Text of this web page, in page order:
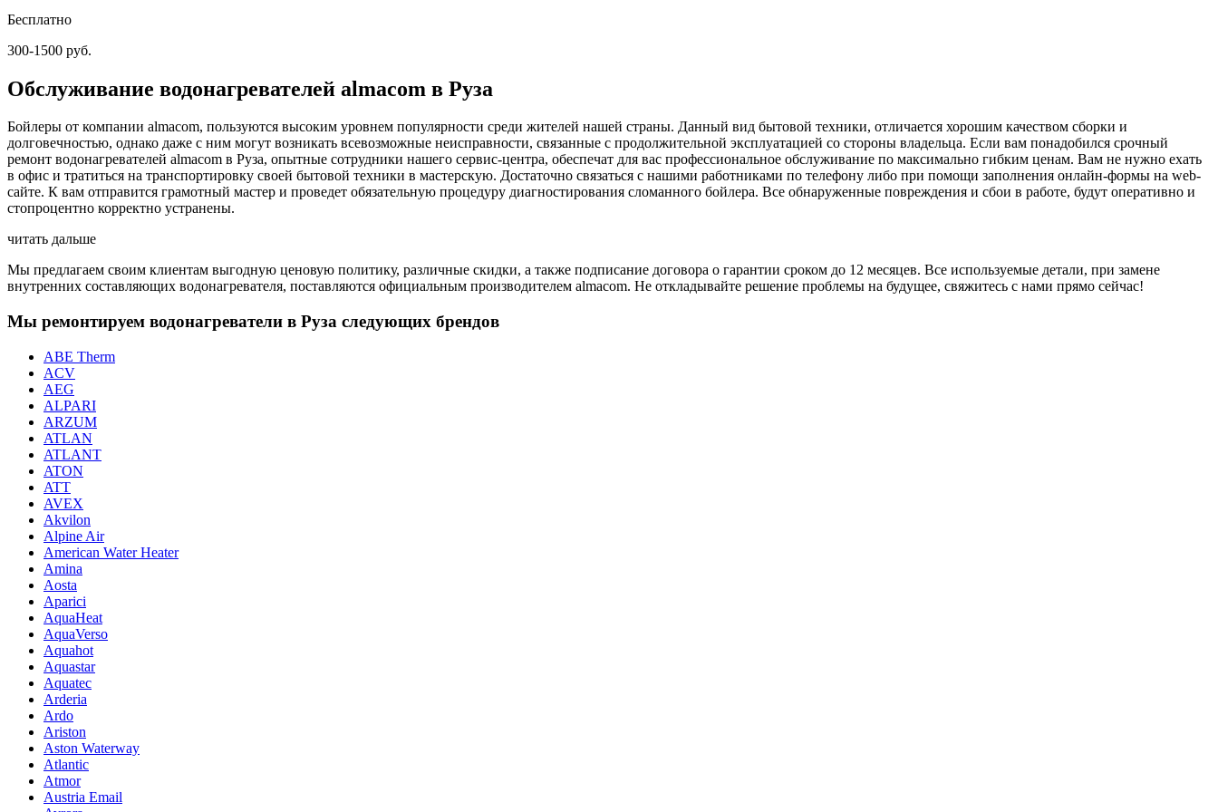
Бесплатно
300-1500 руб.
Обслуживание водонагревателей almacom в Руза
Бойлеры от компании almacom, пользуются высоким уровнем популярности среди жителей нашей страны. Данный вид бытовой техники, отличается хорошим качеством сборки и
долговечностью, однако даже с ним могут возникать всевозможные неисправности, связанные с продолжительной эксплуатацией со стороны владельца. Если вам понадобился срочный
ремонт водонагревателей almacom в Руза, опытные сотрудники нашего сервис-центра, обеспечат для вас профессиональное обслуживание по максимально гибким ценам. Вам не нужно ехать
в офис и тратиться на транспортировку своей бытовой техники в мастерскую. Достаточно связаться с нашими работниками по телефону либо при помощи заполнения онлайн-формы на web-
сайте. К вам отправится грамотный мастер и проведет обязательную процедуру диагностирования сломанного бойлера. Все обнаруженные повреждения и сбои в работе, будут оперативно и
стопроцентно корректно устранены.
читать дальше
Мы предлагаем своим клиентам выгодную ценовую политику, различные скидки, а также подписание договора о гарантии сроком до 12 месяцев. Все используемые детали, при замене
внутренних составляющих водонагревателя, поставляются официальным производителем almacom. Не откладывайте решение проблемы на будущее, свяжитесь с нами прямо сейчас!
Мы ремонтируем водонагреватели в Руза следующих брендов
ABE Therm
ACV
AEG
ALPARI
ARZUM
ATLAN
ATLANT
ATON
ATT
AVEX
Akvilon
Alpine Air
American Water Heater
Amina
Aosta
Aparici
AquaHeat
AquaVerso
Aquahot
Aquastar
Aquatec
Arderia
Ardo
Ariston
Aston Waterway
Atlantic
Atmor
Austria Email